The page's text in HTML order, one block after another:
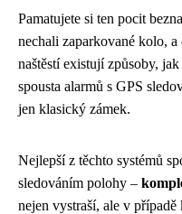
Pamatujete si ten pocit
nechali zaparkované kolo,
naštěstí existují způsoby,
spousta alarmů s GPS
jen klasický zámek.
Nejlepší z těchto systémů
sledováním polohy –
nejen vystraší, ale v